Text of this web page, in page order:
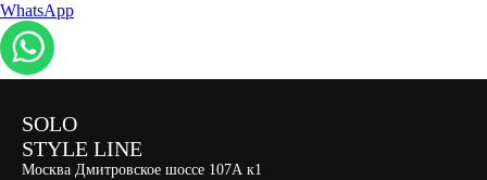
WhatsApp
SOLO
STYLE LINE
Москва Дмитровское шоссе 107А к1